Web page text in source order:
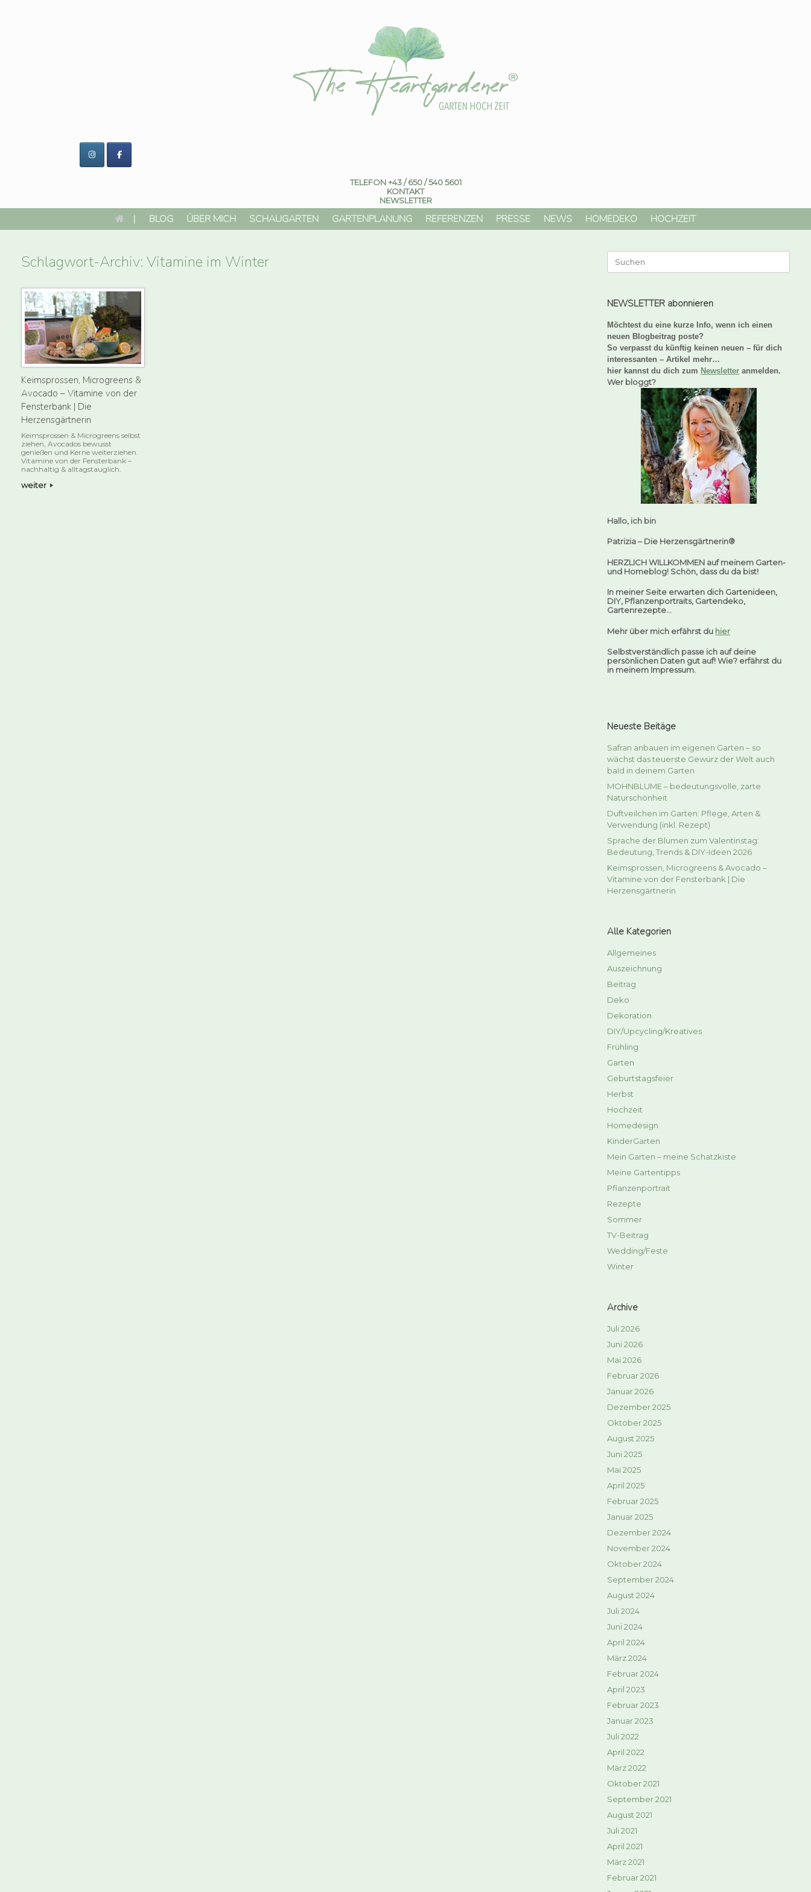
TELEFON +43 / 650 / 540 5601
KONTAKT
NEWSLETTER
| BLOG ÜBER MICH SCHAUGARTEN GARTENPLANUNG REFERENZEN PRESSE NEWS HOMEDEKO HOCHZEIT
Schlagwort-Archiv: Vitamine im Winter
Keimsprossen, Microgreens &
Avocado – Vitamine von der
Fensterbank | Die
Herzensgärtnerin
Keimsprossen & Microgreens selbst
ziehen, Avocados bewusst
genießen und Kerne weiterziehen.
Vitamine von der Fensterbank –
nachhaltig & alltagstauglich.
weiter
nach:
NEWSLETTER abonnieren
Möchtest du eine kurze Info, wenn ich einen
neuen Blogbeitrag poste?
So verpasst du künftig keinen neuen – für dich
interessanten – Artikel mehr…
hier kannst du dich zum Newsletter anmelden.
Wer bloggt?
Hallo, ich bin
Patrizia – Die Herzensgärtnerin®
HERZLICH WILLKOMMEN auf meinem Garten-
und Homeblog! Schön, dass du da bist!
In meiner Seite erwarten dich Gartenideen,
DIY, Pflanzenportraits, Gartendeko,
Gartenrezepte…
Mehr über mich erfährst du hier
Selbstverständlich passe ich auf deine
persönlichen Daten gut auf! Wie? erfährst du
in meinem Impressum.
Neueste Beitäge
Safran anbauen im eigenen Garten – so
wächst das teuerste Gewürz der Welt auch
bald in deinem Garten
MOHNBLUME – bedeutungsvolle, zarte
Naturschönheit
Duftveilchen im Garten: Pflege, Arten &
Verwendung (inkl. Rezept)
Sprache der Blumen zum Valentinstag:
Bedeutung, Trends & DIY-Ideen 2026
Keimsprossen, Microgreens & Avocado –
Vitamine von der Fensterbank | Die
Herzensgärtnerin
Alle Kategorien
Allgemeines
Auszeichnung
Beitrag
Deko
Dekoration
DIY/Upcycling/Kreatives
Frühling
Garten
Geburtstagsfeier
Herbst
Hochzeit
Homedesign
KinderGarten
Mein Garten – meine Schatzkiste
Meine Gartentipps
Pflanzenportrait
Rezepte
Sommer
TV-Beitrag
Wedding/Feste
Winter
Archive
Juli 2026
Juni 2026
Mai 2026
Februar 2026
Januar 2026
Dezember 2025
Oktober 2025
August 2025
Juni 2025
Mai 2025
April 2025
Februar 2025
Januar 2025
Dezember 2024
November 2024
Oktober 2024
September 2024
August 2024
Juli 2024
Juni 2024
April 2024
März 2024
Februar 2024
April 2023
Februar 2023
Januar 2023
Juli 2022
April 2022
März 2022
Oktober 2021
September 2021
August 2021
Juli 2021
April 2021
März 2021
Februar 2021